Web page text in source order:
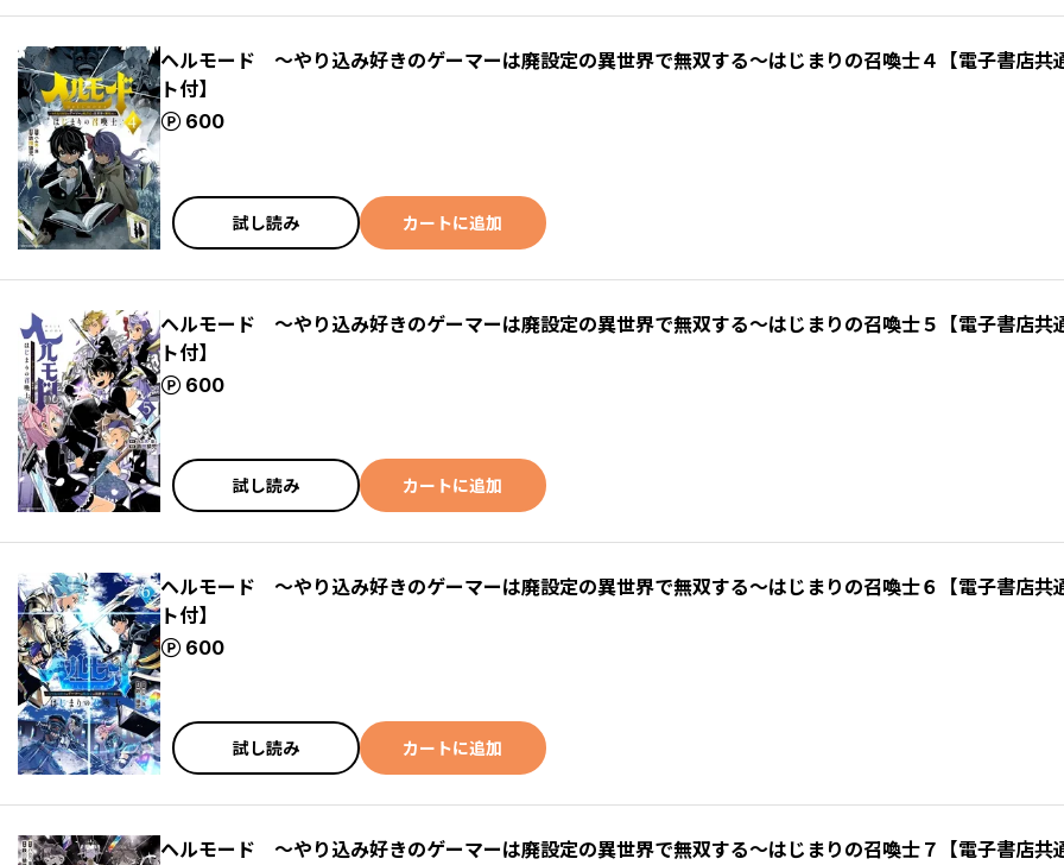
ヘルモード ～やり込み好きのゲーマーは廃設定の異世界で無双する～はじまりの召喚士４【電子書店共
ト付】
600
ポイント
試し読み カートに追加
ヘルモード ～やり込み好きのゲーマーは廃設定の異世界で無双する～はじまりの召喚士５【電子書店共
ト付】
600
ポイント
試し読み カートに追加
ヘルモード ～やり込み好きのゲーマーは廃設定の異世界で無双する～はじまりの召喚士６【電子書店共
ト付】
600
ポイント
試し読み カートに追加
ヘルモード ～やり込み好きのゲーマーは廃設定の異世界で無双する～はじまりの召喚士７【電子書店共